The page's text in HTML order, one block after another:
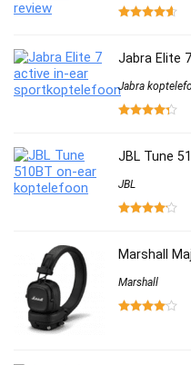
Jabra Elite
Jabra
JBL Tune
JBL
Marshall
Marshall